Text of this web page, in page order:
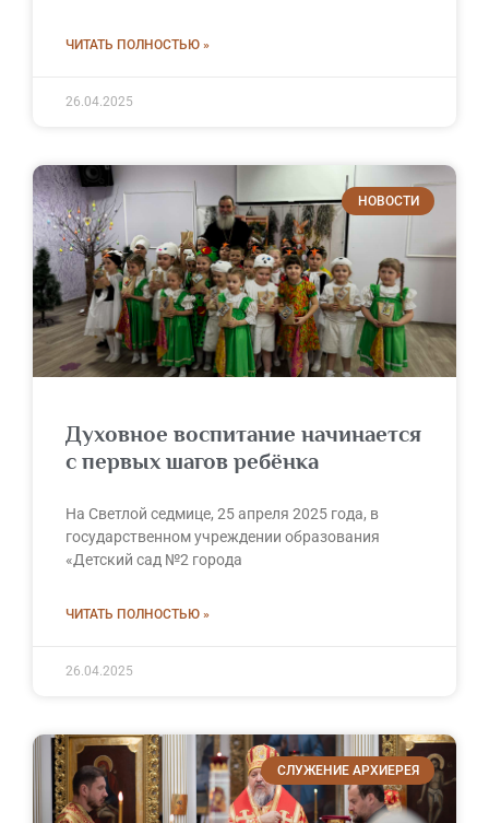
ЧИТАТЬ ПОЛНОСТЬЮ »
26.04.2025
НОВОСТИ
Духовное воспитание начинается
с первых шагов ребёнка
На Светлой седмице, 25 апреля 2025 года, в
государственном учреждении образования
«Детский сад №2 города
ЧИТАТЬ ПОЛНОСТЬЮ »
26.04.2025
СЛУЖЕНИЕ АРХИЕРЕЯ